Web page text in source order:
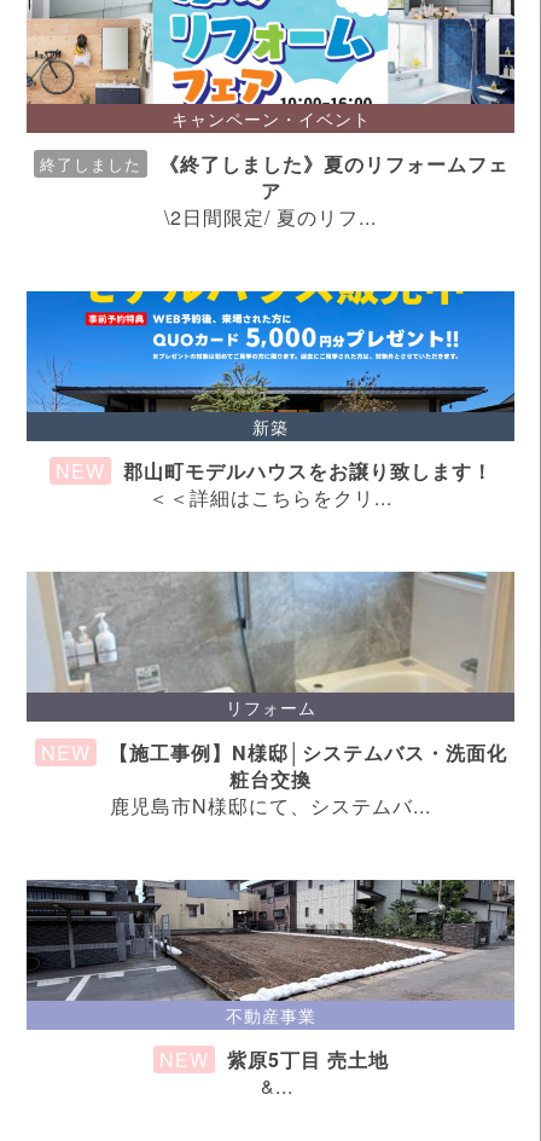
parts/front-page/diy.php
on line53
Warning: Undefined variable $page in
/home/ngju/ngju.co.jp/public_html/wp/wp-
content/themes/ystandard-child/template-
parts/front-page/diy.phpon line84
: Attempt to read property "ID" on null in
/home/ngju/ngju.co.jp/public_html/wp/wp-
parts/front-page/diy.phpon line84
キャンペーン・イベント
終了しました
《終了しました》夏のリフォームフェ
ア
\2日間限定/ 夏のリフ...
: Undefined variable $page in
/home/ngju/ngju.co.jp/public_html/wp/wp-
content/themes/ystandard-child/template-
parts/front-page/diy.phpon line124
: Attempt to read property "ID" on null in
content/themes/ystandard-child/template-
parts/front-page/diy.phpon line124
新築
NEW
郡山町モデルハウスをお譲り致します！
＜＜詳細はこちらをクリ...
Warning: Undefined variable $page in
/home/ngju/ngju.co.jp/public_html/wp/wp-
content/themes/ystandard-child/template-
parts/front-page/diy.phpon line162
: Attempt to read property "ID" on null in
/home/ngju/ngju.co.jp/public_html/wp/wp-
parts/front-page/diy.phpon line162
リフォーム
NEW
【施工事例】N様邸│システムバス・洗面化
粧台交換
鹿児島市N様邸にて、システムバ...
Warning: Undefined variable $page in
/home/ngju/ngju.co.jp/public_html/wp/wp-
content/themes/ystandard-child/template-
parts/front-page/diy.phpon line197
: Attempt to read property "ID" on null in
不動産事業
NEW
紫原5丁目 売土地
&...